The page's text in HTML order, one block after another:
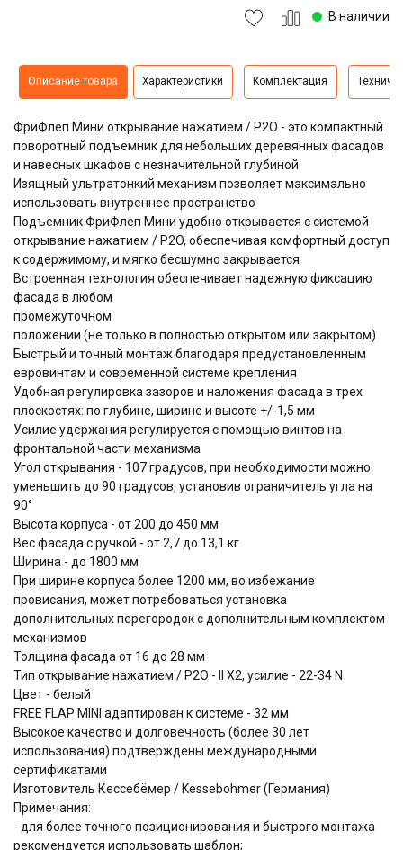
В наличии
Описание товара Характеристики Комплектация
ФриФлеп Мини открывание нажатием / P2O - это компактный
поворотный подъемник для небольших деревянных фасадов
и навесных шкафов с незначительной глубиной
Изящный ультратонкий механизм позволяет максимально
использовать внутреннее пространство
Подъемник ФриФлеп Мини удобно открывается с системой
открывание нажатием / P2O, обеспечивая комфортный доступ
к содержимому, и мягко бесшумно закрывается
Встроенная технология обеспечивает надежную фиксацию
фасада в любом
промежуточном
положении (не только в полностью открытом или закрытом)
Быстрый и точный монтаж благодаря предустановленным
евровинтам и современной системе крепления
Удобная регулировка зазоров и наложения фасада в трех
плоскостях: по глубине, ширине и высоте +/-1,5 мм
Усилие удержания регулируется с помощью винтов на
фронтальной части механизма
Угол открывания - 107 градусов, при необходимости можно
уменьшить до 90 градусов, установив ограничитель угла на
90°
Высота корпуса - от 200 до 450 мм
Вес фасада с ручкой - от 2,7 до 13,1 кг
Ширина - до 1800 мм
При ширине корпуса более 1200 мм, во избежание
провисания, может потребоваться установка
дополнительных перегородок с дополнительным комплектом
механизмов
Толщина фасада от 16 до 28 мм
Тип открывание нажатием / P2O - II Х2, усилие - 22-34 N
Цвет - белый
FREE FLAP MINI адаптирован к системе - 32 мм
Высокое качество и долговечность (более 30 лет
использования) подтверждены международными
сертификатами
Изготовитель Кессебёмер / Kessebohmer (Германия)
Примечания:
- для более точного позиционирования и быстрого монтажа
рекомендуется использовать шаблон;